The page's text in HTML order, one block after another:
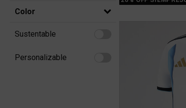
Color
Sustentable
Refine by Sustentable: Sustentable
Personalizable
Refine by Personalizable: Personalizable